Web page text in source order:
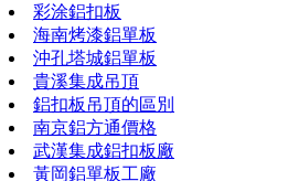
彩涂鋁扣板
海南烤漆鋁單板
沖孔塔城鋁單板
貴溪集成吊頂
鋁扣板吊頂的區別
南京鋁方通價格
武漢集成鋁扣板廠
黃岡鋁單板工廠